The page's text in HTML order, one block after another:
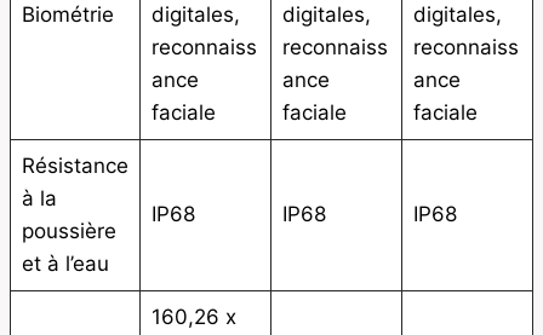
Biométrie
digitales,
reconnaiss
ance
faciale
digitales,
reconnaiss
ance
faciale
digitales,
reconnaiss
ance
faciale
Résistance
à la
poussière
et à l’eau
IP68 IP68 IP68
160,26 x